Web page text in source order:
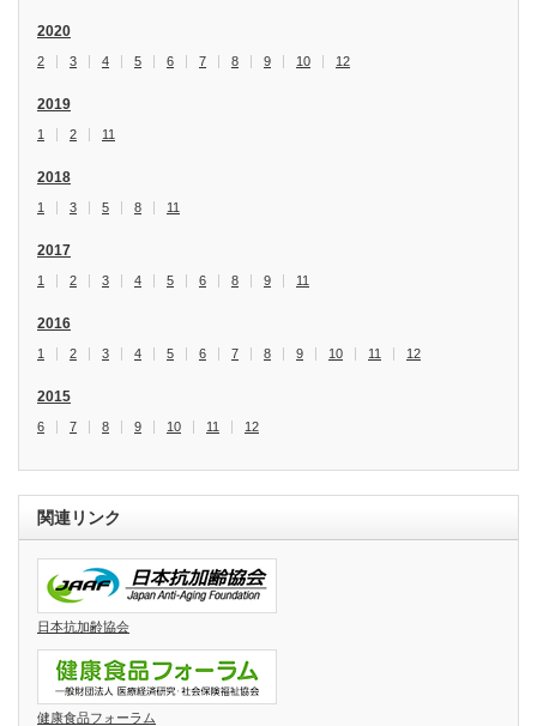
2020
2 3 4 5 6 7 8 9 10 12
2019
1 2 11
2018
1 3 5 8 11
2017
1 2 3 4 5 6 8 9 11
2016
1 2 3 4 5 6 7 8 9 10 11 12
2015
6 7 8 9 10 11 12
関連リンク
日本抗加齢協会
健康食品フォーラム